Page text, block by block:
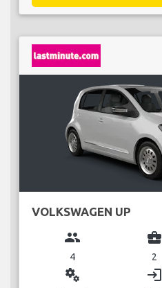
VOLKSWAGEN UP
group
4
business_center
2
miscellaneous_services login